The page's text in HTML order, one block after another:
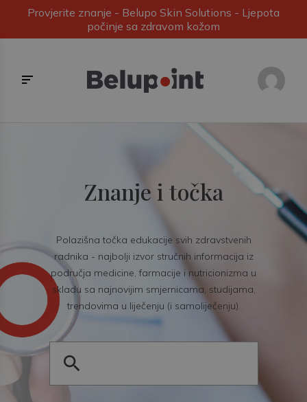
Provjerite znanje - Belupo Skin Solutions - Ljepota
počinje sa zdravom kožom
Znanje i točka
Polazišna točka edukacije svih zdravstvenih
radnika - najbolji izvor stručnih informacija iz
područja medicine, farmacije i nutricionizma u
skladu sa najnovijim smjernicama, studijama,
trendovima u liječenju (i samoliječenju).